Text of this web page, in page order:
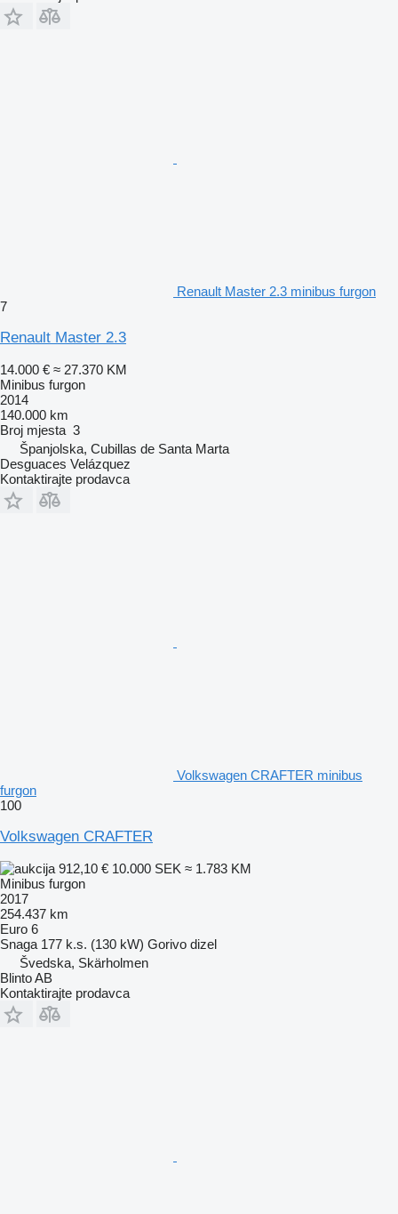
Renault Master 2.3 minibus furgon
7
Renault Master 2.3
14.000 € ≈ 27.370 KM
Minibus furgon
2014
140.000 km
Broj mjesta 3
Španjolska, Cubillas de Santa Marta
Desguaces Velázquez
Kontaktirajte prodavca
Volkswagen CRAFTER minibus
furgon
100
Volkswagen CRAFTER
912,10 € 10.000 SEK ≈ 1.783 KM
Minibus furgon
2017
254.437 km
Euro 6
Snaga 177 k.s. (130 kW) Gorivo dizel
Švedska, Skärholmen
Blinto AB
Kontaktirajte prodavca